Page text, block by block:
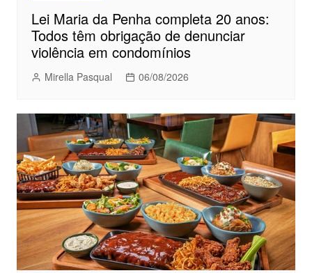
Lei Maria da Penha completa 20 anos:
Todos têm obrigação de denunciar
violência em condomínios
Mirella Pasqual 06/08/2026